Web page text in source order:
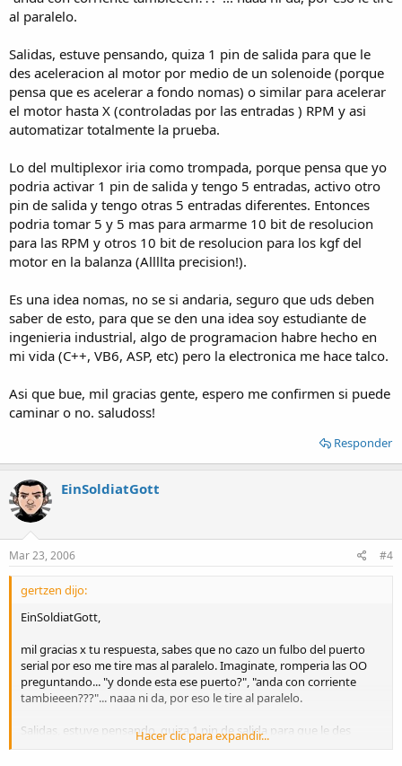
al paralelo.
Salidas, estuve pensando, quiza 1 pin de salida para que le
des aceleracion al motor por medio de un solenoide (porque
pensa que es acelerar a fondo nomas) o similar para acelerar
el motor hasta X (controladas por las entradas ) RPM y asi
automatizar totalmente la prueba.
Lo del multiplexor iria como trompada, porque pensa que yo
podria activar 1 pin de salida y tengo 5 entradas, activo otro
pin de salida y tengo otras 5 entradas diferentes. Entonces
podria tomar 5 y 5 mas para armarme 10 bit de resolucion
para las RPM y otros 10 bit de resolucion para los kgf del
motor en la balanza (Allllta precision!).
Es una idea nomas, no se si andaria, seguro que uds deben
saber de esto, para que se den una idea soy estudiante de
ingenieria industrial, algo de programacion habre hecho en
mi vida (C++, VB6, ASP, etc) pero la electronica me hace talco.
Asi que bue, mil gracias gente, espero me confirmen si puede
caminar o no. saludoss!
Responder
EinSoldiatGott
Mar 23, 2006 #4
gertzen dijo:
EinSoldiatGott,
mil gracias x tu respuesta, sabes que no cazo un fulbo del puerto
serial por eso me tire mas al paralelo. Imaginate, romperia las OO
preguntando... "y donde esta ese puerto?", "anda con corriente
tambieeen???"... naaa ni da, por eso le tire al paralelo.
Salidas, estuve pensando, quiza 1 pin de salida para que le des
aceleracion al motor por medio de un solenoide (porque pensa que
Hacer clic para expandir...